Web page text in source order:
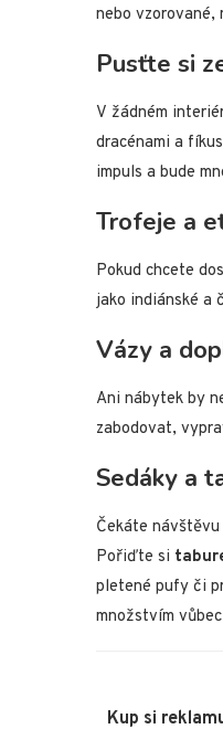
nebo vzorované,
Pusťte si
V žádném
dracénami a
impuls a bude
Trofeje a
Pokud chcete
jako indiánské a
Vázy a
Ani nábytek by
zabodovat,
Sedáky a
Čekáte
Pořiďte si
pletené pufy či
množstvím
Kup si